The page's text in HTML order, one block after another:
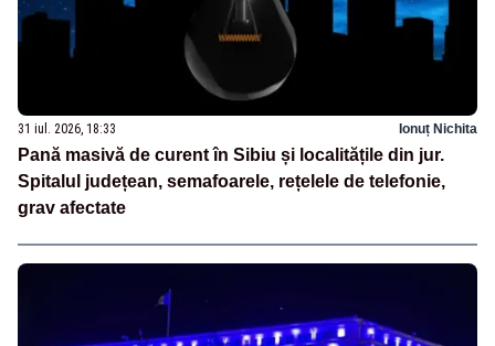
31 iul. 2026, 18:33 Ionuț Nichita
Pană masivă de curent în Sibiu și localitățile din jur.
Spitalul județean, semafoarele, rețelele de telefonie,
grav afectate